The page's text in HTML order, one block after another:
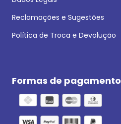
Reclamações e Sugestões
Política de Troca e Devolução
Formas de pagamento